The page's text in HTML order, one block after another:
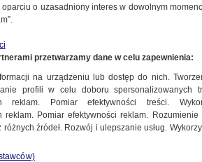
o uzasadniony interes w dowolnym
przetwarzamy dane w celu zapewnienia:
na urządzeniu lub dostęp do nich.
profili w celu doboru spersonalizowanych
reklam. Pomiar efektywności treści.
reklam. Pomiar efektywności reklam.
różnych źródeł. Rozwój i ulepszanie usług.